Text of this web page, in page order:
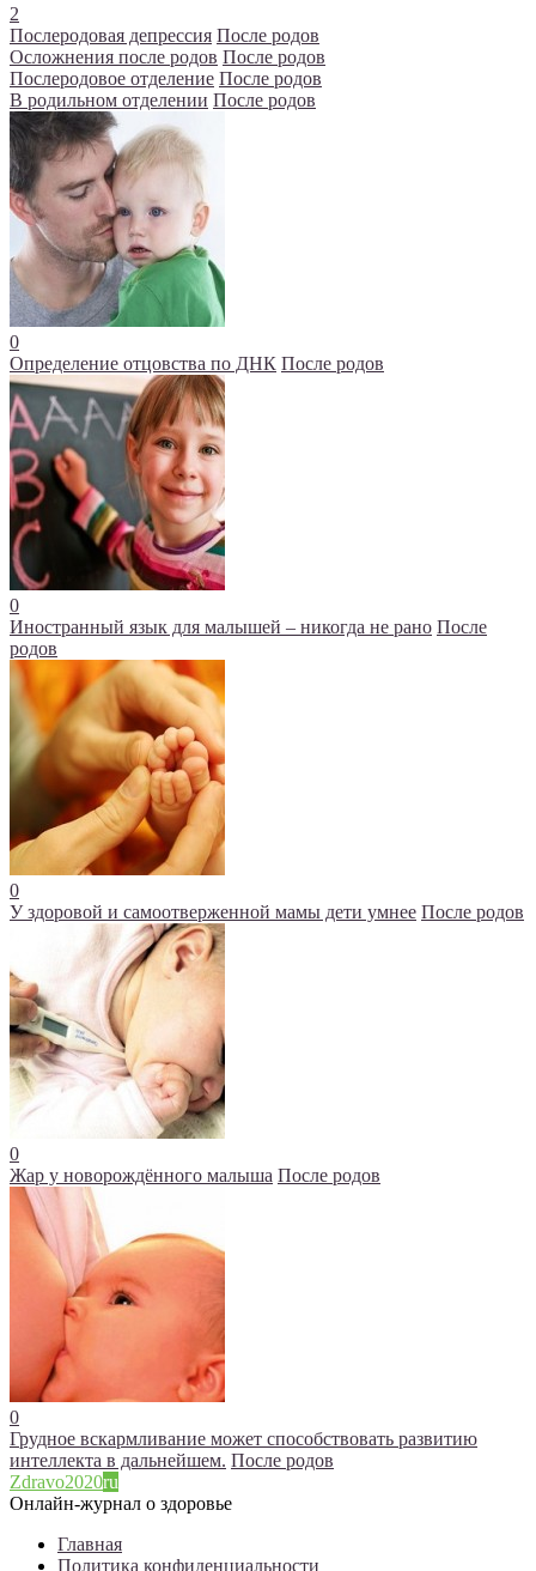
2
Послеродовая депрессия После родов
Осложнения после родов После родов
Послеродовое отделение После родов
В родильном отделении После родов
0
Определение отцовства по ДНК После родов
0
Иностранный язык для малышей – никогда не рано После
родов
0
У здоровой и самоотверженной мамы дети умнее После родов
0
Жар у новорождённого малыша После родов
0
Грудное вскармливание может способствовать развитию
интеллекта в дальнейшем. После родов
Zdravo2020ru
Онлайн-журнал о здоровье
Главная
Политика конфиденциальности